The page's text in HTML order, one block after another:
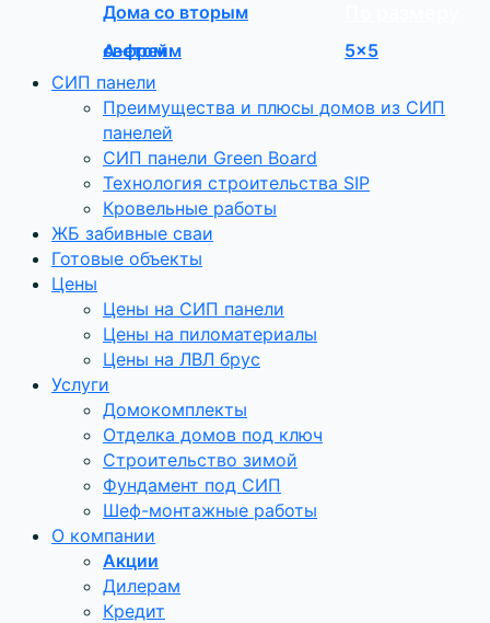
Дома со вторым
светом
А-фрейм
5×5
СИП панели
Преимущества и плюсы домов из СИП
панелей
СИП панели Green Board
Технология строительства SIP
Кровельные работы
ЖБ забивные сваи
Готовые объекты
Цены
Цены на СИП панели
Цены на пиломатериалы
Цены на ЛВЛ брус
Услуги
Домокомплекты
Отделка домов под ключ
Строительство зимой
Фундамент под СИП
Шеф-монтажные работы
О компании
Акции
Дилерам
Кредит